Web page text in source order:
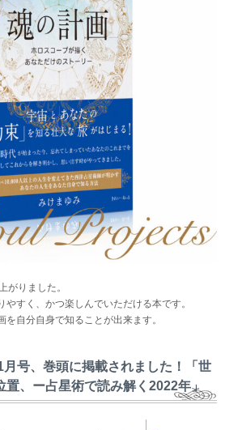
がりました。
すく、かつ楽しんでいただける本です。
自分自身で知ることが出来ます。
号、巻頭に掲載されました！「世
、ー占星術で読み解く2022年」